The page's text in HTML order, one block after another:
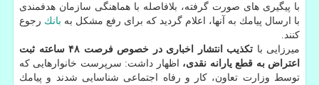
با پیگیری های صورت گرفته، بلافاصله با هماهنگی سازمان هدفمندی
با ارسال پیامك به آنها، اعلام گردید كه برای رفع مشكل به بانك رجوع
كنند.
میرزایی با
تكذیب انتشار اخباری در خصوص فرصت ۴۸ ساعته ثبت
اعتراض به قطع یارانه نقدی، اظهار داشت: سرپرست خانوارهایی كه
توسط وزارت تعاون، كار و رفاه اجتماعی شناسایی شدند و پیامك